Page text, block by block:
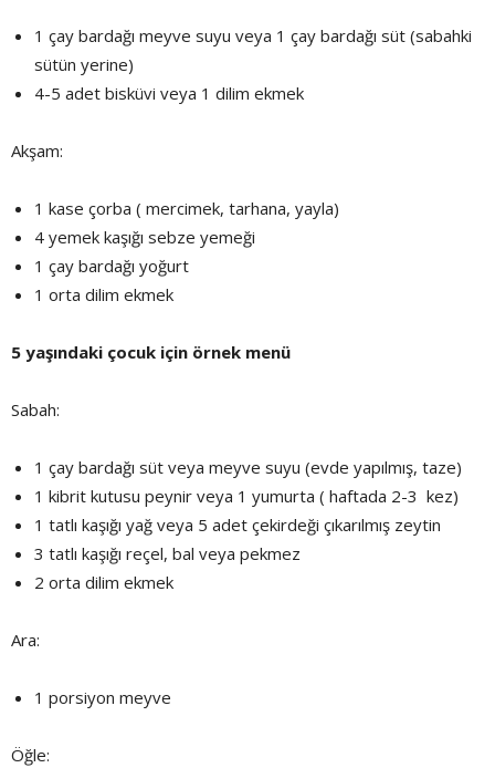
1 çay bardağı meyve suyu veya 1 çay bardağı süt (sabahki
sütün yerine)
4-5 adet bisküvi veya 1 dilim ekmek
Akşam:
1 kase çorba ( mercimek, tarhana, yayla)
4 yemek kaşığı sebze yemeği
1 çay bardağı yoğurt
1 orta dilim ekmek
5 yaşındaki çocuk için örnek menü
Sabah:
1 çay bardağı süt veya meyve suyu (evde yapılmış, taze)
1 kibrit kutusu peynir veya 1 yumurta ( haftada 2-3 kez)
1 tatlı kaşığı yağ veya 5 adet çekirdeği çıkarılmış zeytin
3 tatlı kaşığı reçel, bal veya pekmez
2 orta dilim ekmek
Ara:
1 porsiyon meyve
Öğle: